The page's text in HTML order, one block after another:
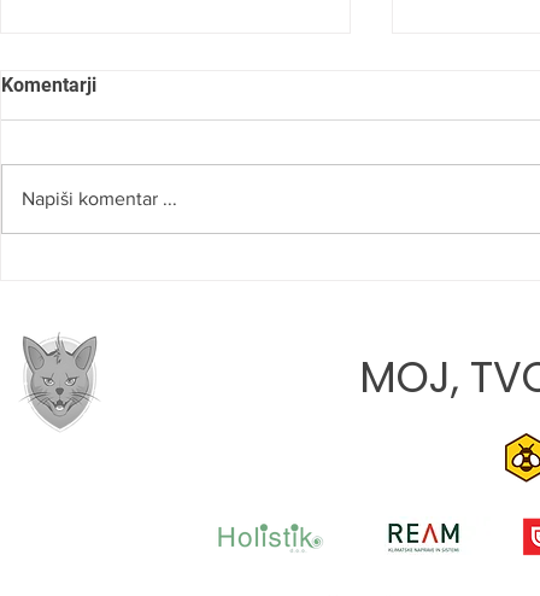
Komentarji
Napiši komentar ...
MOJ,